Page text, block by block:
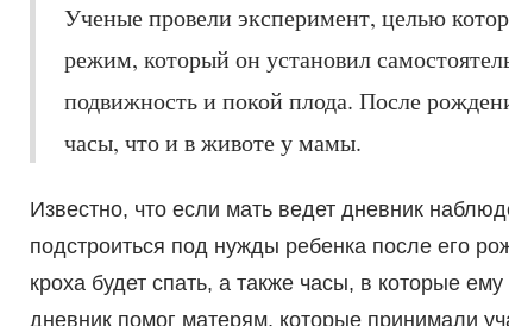
Ученые провели эксперимент, целью
режим, который он установил
подвижность и покой плода. После
часы, что и в животе у мамы.
Известно, что если мать ведет дневник
подстроиться под нужды ребенка после его
кроха будет спать, а также часы, в которые
дневник помог матерям, которые принимали